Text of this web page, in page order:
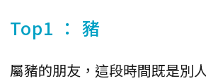
Top1 ： 豬
屬豬的朋友，這段時間既是別